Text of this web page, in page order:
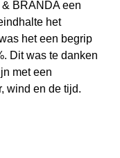
BRANDA een
het
het een begrip
Dit was te danken
met een
wind en de tijd.